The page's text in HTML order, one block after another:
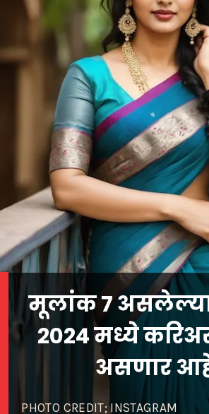
PHOTO CREDIT; INSTAGRAM
मूलांक 7
2024 मध्ये
असणार